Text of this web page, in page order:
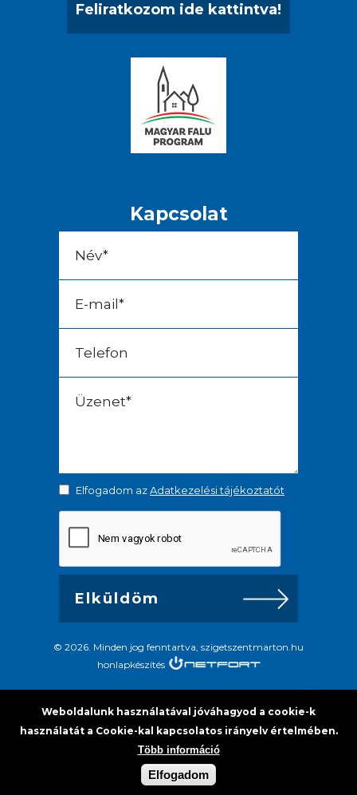
Feliratkozom ide kattintva!
Kapcsolat
Elfogadom azAdatkezelési tájékoztatót
© 2026. Minden jog fenntartva, szigetszentmarton.hu
honlapkészítés
Weboldalunk használatával jóváhagyod a cookie-k
használatát a Cookie-kal kapcsolatos irányelv értelmében.
Több információ
Elfogadom